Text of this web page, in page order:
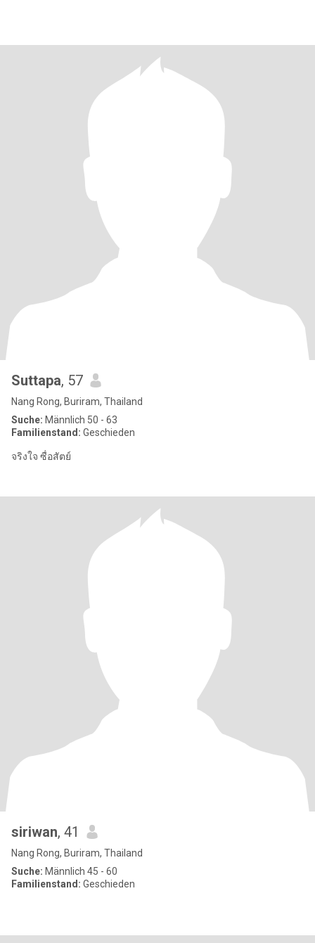
Suttapa​, 57
Nang Rong, Buriram, Thailand
Suche: Männlich 50 - 63
Familienstand: Geschieden
จริงใจ​ ซื่อสัตย์
siriwan, 41
Nang Rong, Buriram, Thailand
Suche: Männlich 45 - 60
Familienstand: Geschieden